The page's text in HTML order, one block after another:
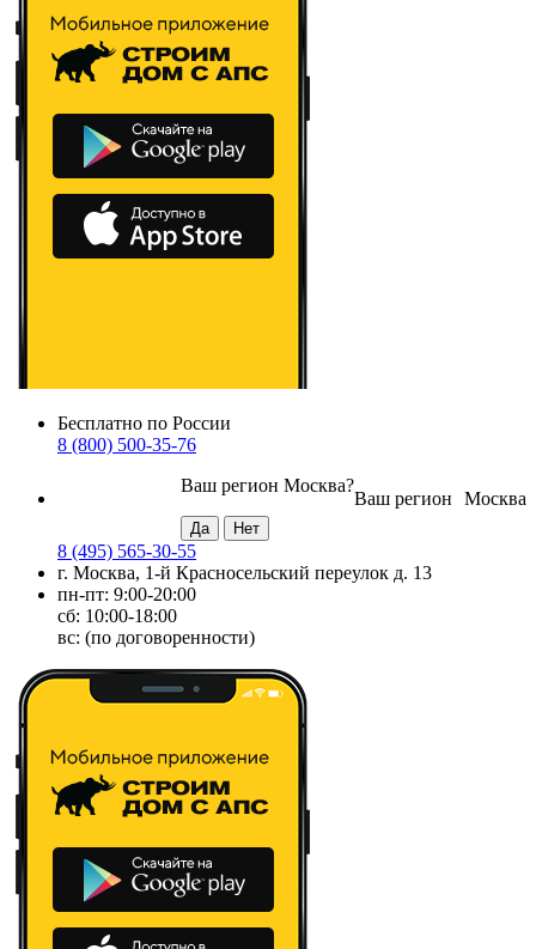
Бесплатно по России
8 (800) 500-35-76
Москва
Ваш регион
Ваш регион Москва?
8 (495) 565-30-55
г. Москва, 1-й Красносельский переулок д. 13
пн-пт: 9:00-20:00
сб: 10:00-18:00
вс: (по договоренности)